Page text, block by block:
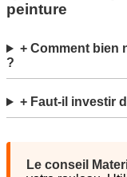
peinture
+ Comment bien
?
+ Faut-il investir
Le conseil